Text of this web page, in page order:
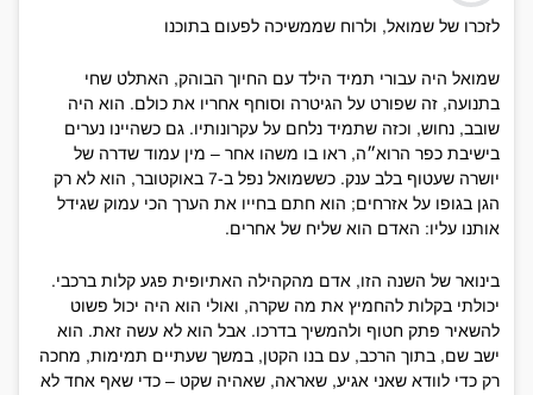
לזכרו של שמואל, ולרוח שממשיכה לפעום בתוכנו
שמואל היה עבורי תמיד הילד עם החיוך הבוהק, האתלט שחי
בתנועה, זה שפורט על הגיטרה וסוחף אחריו את כולם. הוא היה
שובב, נחוש, וכזה שתמיד נלחם על עקרונותיו. גם כשהיינו נערים
בישיבת כפר הרוא״ה, ראו בו משהו אחר – מין עמוד שדרה של
יושרה שעטוף בלב ענק. כששמואל נפל ב-7 באוקטובר, הוא לא רק
הגן בגופו על אזרחים; הוא חתם בחייו את הערך הכי עמוק שגידל
אותנו עליו: האדם הוא שליח של אחרים.
בינואר של השנה הזו, אדם מהקהילה האתיופית פגע קלות ברכבי.
יכולתי בקלות להחמיץ את מה שקרה, ואולי הוא היה יכול פשוט
להשאיר פתק חטוף ולהמשיך בדרכו. אבל הוא לא עשה זאת. הוא
ישב שם, בתוך הרכב, עם בנו הקטן, במשך שעתיים תמימות, מחכה
רק כדי לוודא שאני אגיע, שאראה, שאהיה שקט – כדי שאף אחד לא